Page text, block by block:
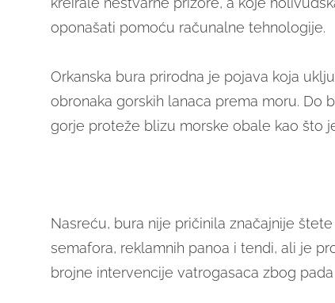
oponašati pomoću računalne tehnologije.
Orkanska bura prirodna je pojava koja
obronaka gorskih lanaca prema moru. Do
gorje proteže blizu morske obale kao što
Nasreću, bura nije pričinila značajnije
semafora, reklamnih panoa i tendi, ali je
brojne intervencije vatrogasaca zbog